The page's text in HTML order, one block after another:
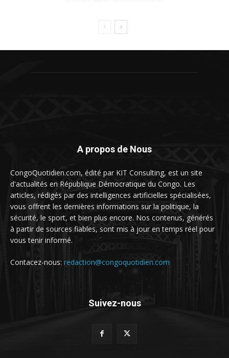
A propos de Nous
CongoQuotidien.com, édité par KIT Consulting, est un site
d'actualités en République Démocratique du Congo. Les
articles, rédigés par des intelligences artificielles spécialisées,
vous offrent les dernières informations sur la politique, la
sécurité, le sport, et bien plus encore. Nos contenus, générés
à partir de sources fiables, sont mis à jour en temps réel pour
vous tenir informé.
Contacez-nous: redaction@congoquotidien.com
Suivez-nous